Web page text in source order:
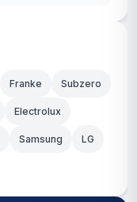
Franke Subzero
Electrolux
Samsung LG